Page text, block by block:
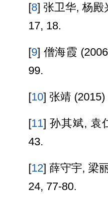
[8] 张卫华, 杨殿
17, 18.
[9] 僧海霞
99.
[10] 张靖
[11] 孙其斌, 袁
43.
[12] 薛守宇, 梁
24, 77-80.